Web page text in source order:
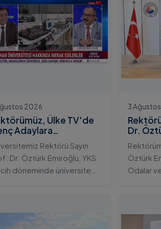
2026
Ülke TV'de
Adaylara
Eğitim
ve Sunduğu
İmkânları Anlattı
Rektörü Sayın
Dr. Öztürk Emiroğlu, YKS
döneminde üniversite
yetkinliğini, akademik
3
Dr.
TOBB
Rifat
Ziyaret
Öztürk
Odalar